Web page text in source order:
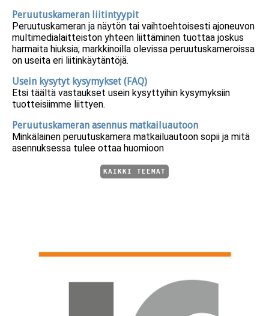
Peruutuskameran liitintyypit
Peruutuskameran ja näytön tai vaihtoehtoisesti ajoneuvon
multimedialaitteiston yhteen liittäminen tuottaa joskus
harmaita hiuksia; markkinoilla olevissa peruutuskameroissa
on useita eri liitinkäytäntöjä.
Usein kysytyt kysymykset (FAQ)
Etsi täältä vastaukset usein kysyttyihin kysymyksiin
tuotteisiimme liittyen.
Peruutuskameran asennus matkailuautoon
Minkälainen peruutuskamera matkailuautoon sopii ja mitä
asennuksessa tulee ottaa huomioon
KAIKKI TEEMAT